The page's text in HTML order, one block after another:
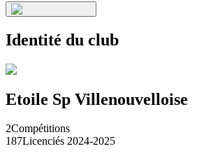
Identité du club
Etoile Sp Villenouvelloise
2Compétitions
187Licenciés 2024-2025